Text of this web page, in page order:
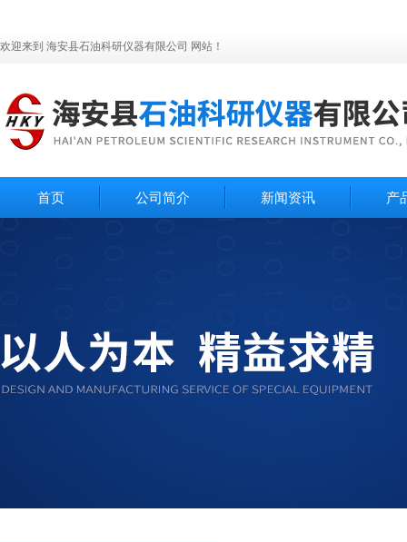
欢迎来到 海安县石油科研仪器有限公司 网站！
首页 公司简介 新闻资讯 产